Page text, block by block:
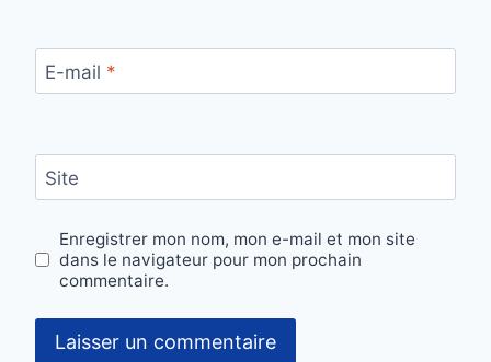
E-mail *
Site
Enregistrer mon nom, mon e-mail et mon site
dans le navigateur pour mon prochain
commentaire.